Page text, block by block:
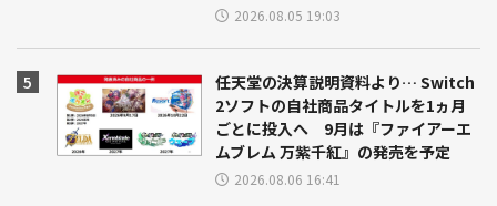
2026.08.05 19:03
任天堂の決算説明資料より… Switch
2ソフトの自社商品タイトルを1ヵ月
ごとに投入へ 9月は『ファイアーエ
ムブレム 万紫千紅』の発売を予定
2026.08.06 16:41